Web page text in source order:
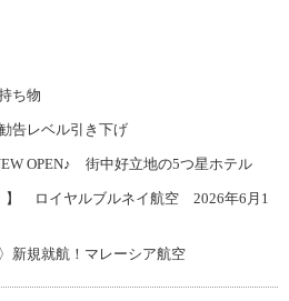
ち物
告レベル引き下げ
OPEN♪ 街中好立地の5つ星ホテル
】 ロイヤルブルネイ航空 2026年6月1
新規就航！マレーシア航空